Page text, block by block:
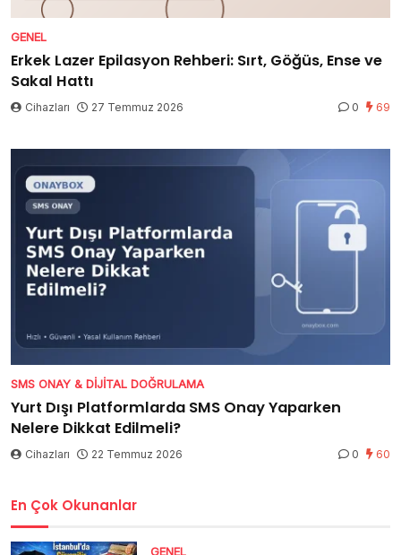
GENEL
Erkek Lazer Epilasyon Rehberi: Sırt, Göğüs, Ense ve
Sakal Hattı
Cihazları 27 Temmuz 2026 0 69
SMS ONAY & DIJITAL DOĞRULAMA
Yurt Dışı Platformlarda SMS Onay Yaparken
Nelere Dikkat Edilmeli?
Cihazları 22 Temmuz 2026 0 60
En Çok Okunanlar
GENEL